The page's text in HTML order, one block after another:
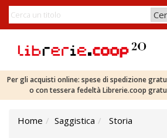
Per gli acquisti online: spese di spedizione
o con tessera fedeltà Librerie.coop
Home Saggistica
Storia